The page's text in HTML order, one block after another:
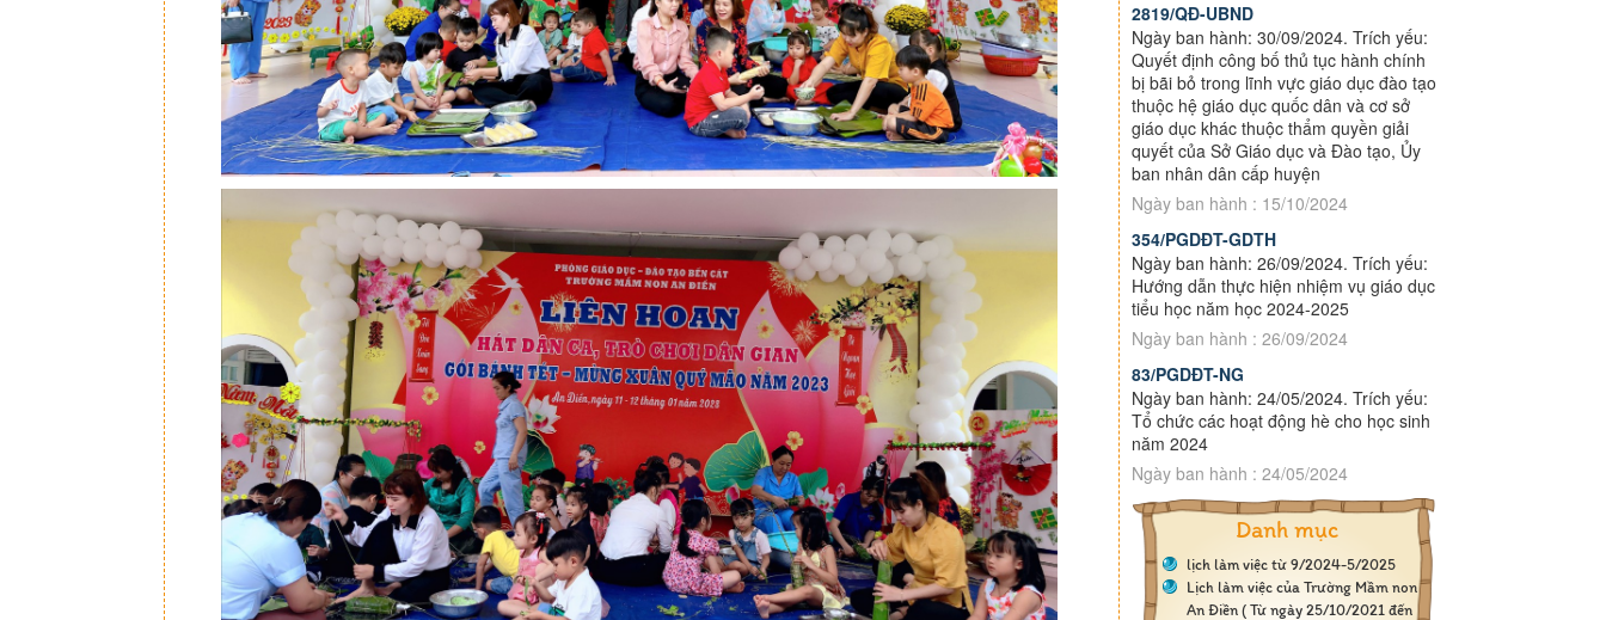
2819/QĐ-UBND
Ngày ban hành: 30/09/2024. Trích yếu:
Quyết định công bố thủ tục hành chính
bị bãi bỏ trong lĩnh vực giáo dục đào tạo
thuộc hệ giáo dục quốc dân và cơ sở
giáo dục khác thuộc thẩm quyền giải
quyết của Sở Giáo dục và Đào tạo, Ủy
ban nhân dân cấp huyện
Ngày ban hành : 15/10/2024
354/PGDĐT-GDTH
Ngày ban hành: 26/09/2024. Trích yếu:
Hướng dẫn thực hiện nhiệm vụ giáo dục
tiểu học năm học 2024-2025
Ngày ban hành : 26/09/2024
83/PGDĐT-NG
Ngày ban hành: 24/05/2024. Trích yếu:
Tổ chức các hoạt động hè cho học sinh
năm 2024
Ngày ban hành : 24/05/2024
Danh mục
lịch làm việc từ 9/2024-5/2025
Lịch làm việc của Trường Mầm non
An Điền ( Từ ngày 25/10/2021 đến